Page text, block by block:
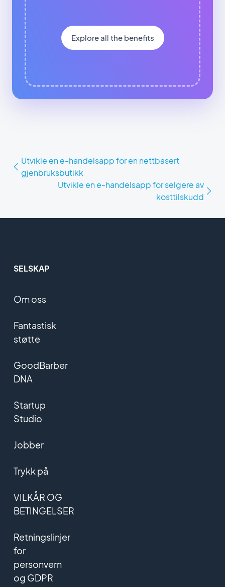
Explore all the benefits
Utvikle en e-handelsapp for en nettbasert
gjenbruksbutikk
Utvikle en e-handelsapp for selgere av
kosttilskudd
SELSKAP
Om oss
Fantastisk
støtte
GoodBarber
DNA
Startup
Studio
Jobber
Trykk på
VILKÅR OG
BETINGELSER
Retningslinjer
for
personvern
og GDPR